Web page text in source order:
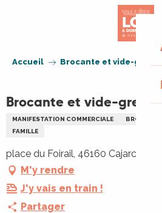
Accueil Brocante et vide-
Brocante et vide-
MANIFESTATION COMMERCIALE BROCANTE
FAMILLE
place du Foirail, 46160 Cajarc,
M'y rendre
J'y vais en train !
Partager